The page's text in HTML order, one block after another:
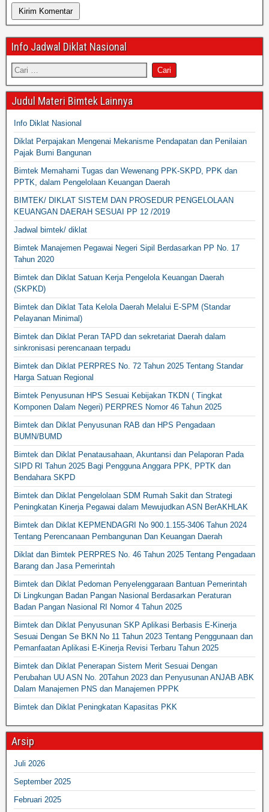
Info Jadwal Diklat Nasional
Judul Materi Bimtek Lainnya
Info Diklat Nasional
Diklat Perpajakan Mengenai Mekanisme Pendapatan dan Penilaian
Pajak Bumi Bangunan
Bimtek Memahami Tugas dan Wewenang PPK-SKPD, PPK dan
PPTK, dalam Pengelolaan Keuangan Daerah
BIMTEK/ DIKLAT SISTEM DAN PROSEDUR PENGELOLAAN
KEUANGAN DAERAH SESUAI PP 12 /2019
Jadwal bimtek/ diklat
Bimtek Manajemen Pegawai Negeri Sipil Berdasarkan PP No. 17
Tahun 2020
Bimtek dan Diklat Satuan Kerja Pengelola Keuangan Daerah
(SKPKD)
Bimtek dan Diklat Tata Kelola Daerah Melalui E-SPM (Standar
Pelayanan Minimal)
Bimtek dan Diklat Peran TAPD dan sekretariat Daerah dalam
sinkronisasi perencanaan terpadu
Bimtek dan Diklat PERPRES No. 72 Tahun 2025 Tentang Standar
Harga Satuan Regional
Bimtek Penyusunan HPS Sesuai Kebijakan TKDN ( Tingkat
Komponen Dalam Negeri) PERPRES Nomor 46 Tahun 2025
Bimtek dan Diklat Penyusunan RAB dan HPS Pengadaan
BUMN/BUMD
Bimtek dan Diklat Penatausahaan, Akuntansi dan Pelaporan Pada
SIPD RI Tahun 2025 Bagi Pengguna Anggara PPK, PPTK dan
Bendahara SKPD
Bimtek dan Diklat Pengelolaan SDM Rumah Sakit dan Strategi
Peningkatan Kinerja Pegawai dalam Mewujudkan ASN BerAKHLAK
Bimtek dan Diklat KEPMENDAGRI No 900.1.155-3406 Tahun 2024
Tentang Perencanaan Pembangunan Dan Keuangan Daerah
Diklat dan Bimtek PERPRES No. 46 Tahun 2025 Tentang Pengadaan
Barang dan Jasa Pemerintah
Bimtek dan Diklat Pedoman Penyelenggaraan Bantuan Pemerintah
Di Lingkungan Badan Pangan Nasional Berdasarkan Peraturan
Badan Pangan Nasional RI Nomor 4 Tahun 2025
Bimtek dan Diklat Penyusunan SKP Aplikasi Berbasis E-Kinerja
Sesuai Dengan Se BKN No 11 Tahun 2023 Tentang Penggunaan dan
Pemanfaatan Aplikasi E-Kinerja Revisi Terbaru Tahun 2025
Bimtek dan Diklat Penerapan Sistem Merit Sesuai Dengan
Perubahan UU ASN No. 20Tahun 2023 dan Penyusunan ANJAB ABK
Dalam Manajemen PNS dan Manajemen PPPK
Bimtek dan Diklat Peningkatan Kapasitas PKK
Arsip
Juli 2026
September 2025
Februari 2025